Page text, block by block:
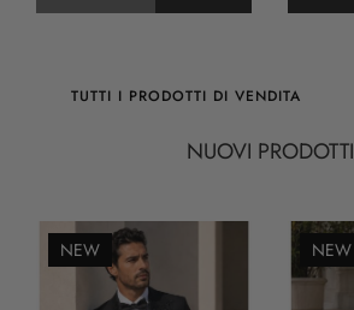
TUTTI I PRODOTTI DI VENDITA
NUOVI PRODOTTI
NEW NEW